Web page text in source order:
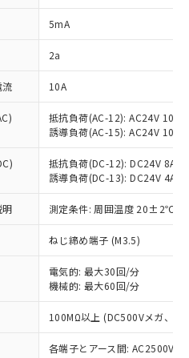
5mA
2a
流 10A
抵抗負荷(AC-12): AC24V 10A/
誘導負荷(AC-15): AC24V
抵抗負荷(DC-12): DC24V 8A/
誘導負荷(DC-13): DC24V 4A/
測定条件: 周囲温度 20±2℃、
ねじ締め端子 (M3.5)
電気的: 最大30回/分
機械的: 最大60回/分
100MΩ以上 (DC500Vメガ、点
各端子とアース間: AC2500V
ただき、同意のうえ
当社制御機器事業取扱
状況および標準価格
せていただくもので
業取扱商品の中には、
象外となる商品もある
ださい。
標準価格照会結果は、
新日時点での社内デー
されるものであり、閲
の実際の在庫および標
る場合があることをご
指令（10物質）の
が提供可能な商品で
令（10物質）の非含
り替える予定のある
指令（10物質）の
で、対応品を出す予
指令（10物質）の
査中または確認中の
料など無形物で、有
い商品です。
、非含有部品として
判明した場合などや
があります。
(Hg) 1000ppm以下、 カド
以下、ポリ臭化ビフェニル
含有率が中国RoHSの
を示します。
含有率が中国RoHSの
とを示します。
当社販売部門へお問
(GB/T26572)：
貴社製品のうち、外国
貿易法に定める商品
物等」という）を輸出
提供する場合は、日本
可(または役務取引許
どの必要な手続きを